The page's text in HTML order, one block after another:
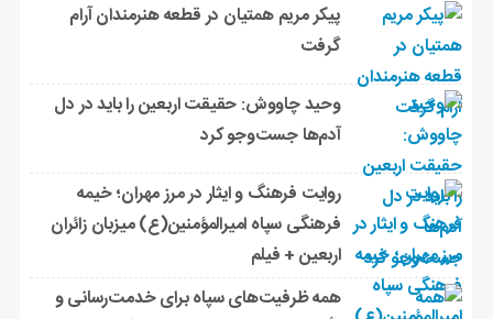
پیکر مریم همتیان در قطعه هنرمندان آرام
گرفت
وحید چاووش: حقیقت اربعین را باید در دل
آدم‌ها جست‌وجو کرد
روایت فرهنگ و ایثار در مرز مهران؛ خیمه
فرهنگی سپاه امیرالمؤمنین(ع) میزبان زائران
اربعین + فیلم
همه ظرفیت‌های سپاه برای خدمت‌رسانی و